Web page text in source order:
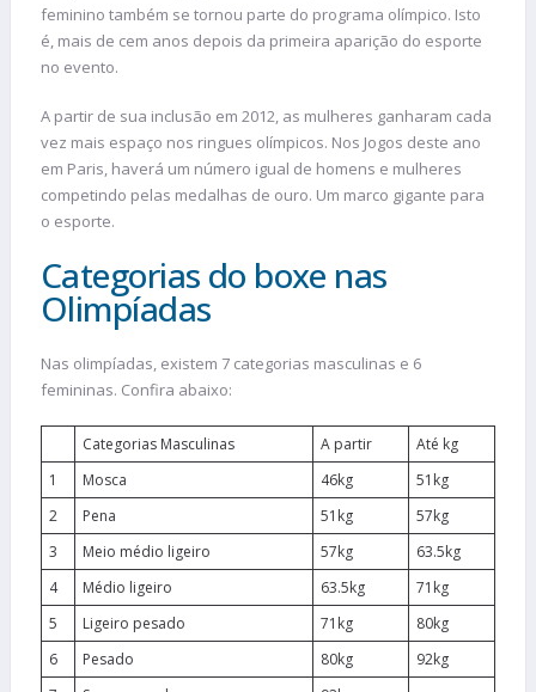
feminino também se tornou parte do programa olímpico. Isto
é, mais de cem anos depois da primeira aparição do esporte
no evento.
A partir de sua inclusão em 2012, as mulheres ganharam cada
vez mais espaço nos ringues olímpicos. Nos Jogos deste ano
em Paris, haverá um número igual de homens e mulheres
competindo pelas medalhas de ouro. Um marco gigante para
o esporte.
Categorias do boxe nas
Olimpíadas
Nas olimpíadas, existem 7 categorias masculinas e 6
femininas. Confira abaixo:
Categorias Masculinas A partir
Até kg
1
Mosca 46kg
51kg
2
Pena 51kg
57kg
3
Meio médio ligeiro 57kg
63.5kg
4
Médio ligeiro 63.5kg
71kg
5
Ligeiro pesado 71kg
80kg
6
Pesado 80kg
92kg